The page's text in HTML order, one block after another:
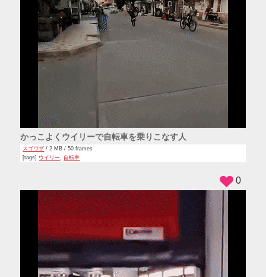
かっこよくウイリーで自転車を乗りこなす人
スゴワザ / 2 MB / 50 frames
[tags] ウイリー 自転車
0